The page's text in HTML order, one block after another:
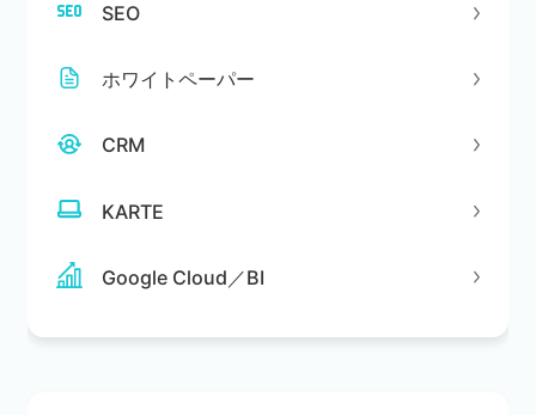
SEO
ホワイトペーパー
CRM
KARTE
Google Cloud／BI